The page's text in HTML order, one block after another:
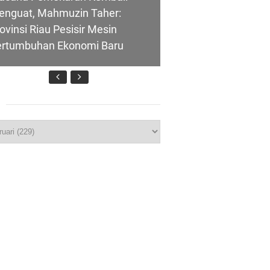
Meranti
Puyu
Mahmuzin Taher:
Riau Pesisir Mesin
Ekonomi Baru
IBI Ke-75, Bupati Asmar: